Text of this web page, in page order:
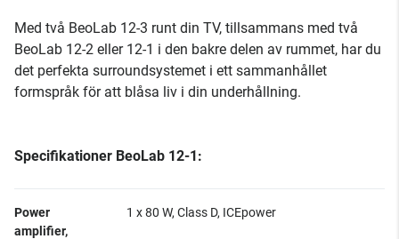
Med två BeoLab 12-3 runt din TV, tillsammans med två
BeoLab 12-2 eller 12-1 i den bakre delen av rummet, har du
det perfekta surroundsystemet i ett sammanhållet
formspråk för att blåsa liv i din underhållning.
Specifikationer BeoLab 12-1:
Power
amplifier,
1 x 80 W, Class D, ICEpower